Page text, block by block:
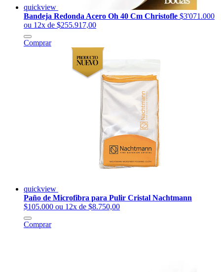
quickview
Bandeja Redonda Acero Oh 40 Cm Christofle $3'071.000
ou 12x de $255.917,00
Comprar
quickview
Paño de Microfibra para Pulir Cristal Nachtmann
$105.000 ou 12x de $8.750,00
Comprar